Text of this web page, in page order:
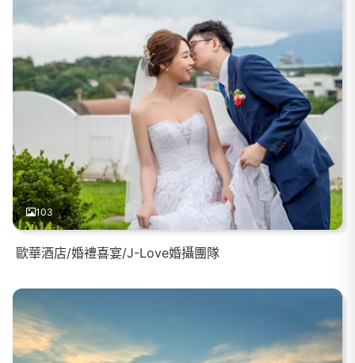
103
歐華酒店/婚禮喜宴/J-Love婚攝團隊